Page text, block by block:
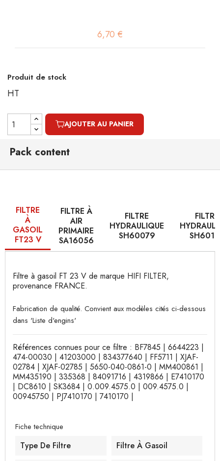
6,70 €
Produit de stock
HT
AJOUTER AU PANIER
Pack content
FILTRE
À
GASOIL
FT23 V
FILTRE À
AIR
PRIMAIRE
SA16056
FILTRE
HYDRAULIQUE
SH60079
FILTRE
Filtre à gasoil FT 23 V de marque HIFI FILTER,
provenance FRANCE.
Fabrication de qualité. Convient aux modèles cités ci-dessous
dans 'Liste d'engins'
Références connues pour ce filtre : BF7845 | 6644223 |
474-00030 | 41203000 | 834377640 | FF5711 | XJAF-
02784 | XJAF-02785 | 5650-040-0861-0 | MM400861 |
MM435190 | 335368 | 84091716 | 4319866 | E7410170
| DC8610 | SK3684 | 0.009.4575.0 | 009.4575.0 |
00945750 | PJ7410170 | 7410170 |
Fiche technique
Type De Filtre Filtre À Gasoil